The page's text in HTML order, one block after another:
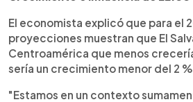
El economista explicó que para el
proyecciones muestran que El
Centroamérica que menos
sería un crecimiento menor del 2
"Estamos en un contexto